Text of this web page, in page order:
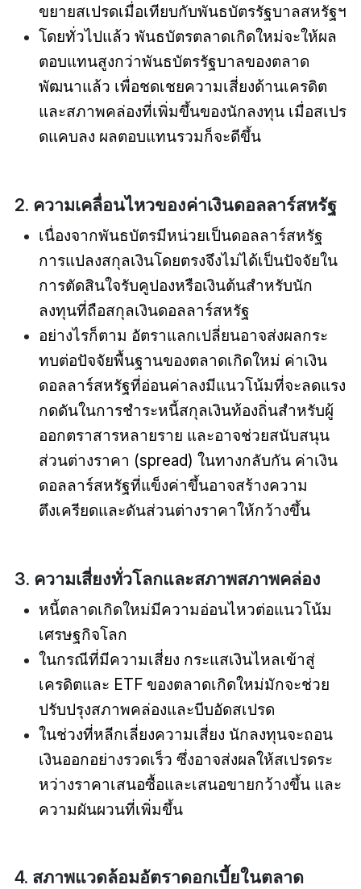
ขยายสเปรดเมื่อเทียบกับพันธบัตรรัฐบาลสหรัฐฯ
โดยทั่วไปแล้ว พันธบัตรตลาดเกิดใหม่จะให้ผล
ตอบแทนสูงกว่าพันธบัตรรัฐบาลของตลาด
พัฒนาแล้ว เพื่อชดเชยความเสี่ยงด้านเครดิต
และสภาพคล่องที่เพิ่มขึ้นของนักลงทุน เมื่อสเปร
ดแคบลง ผลตอบแทนรวมก็จะดีขึ้น
2. ความเคลื่อนไหวของค่าเงินดอลลาร์สหรัฐ
เนื่องจากพันธบัตรมีหน่วยเป็นดอลลาร์สหรัฐ
การแปลงสกุลเงินโดยตรงจึงไม่ได้เป็นปัจจัยใน
การตัดสินใจรับคูปองหรือเงินต้นสำหรับนัก
ลงทุนที่ถือสกุลเงินดอลลาร์สหรัฐ
อย่างไรก็ตาม อัตราแลกเปลี่ยนอาจส่งผลกระ
ทบต่อปัจจัยพื้นฐานของตลาดเกิดใหม่ ค่าเงิน
ดอลลาร์สหรัฐที่อ่อนค่าลงมีแนวโน้มที่จะลดแรง
กดดันในการชำระหนี้สกุลเงินท้องถิ่นสำหรับผู้
ออกตราสารหลายราย และอาจช่วยสนับสนุน
ส่วนต่างราคา (spread) ในทางกลับกัน ค่าเงิน
ดอลลาร์สหรัฐที่แข็งค่าขึ้นอาจสร้างความ
ตึงเครียดและดันส่วนต่างราคาให้กว้างขึ้น
3. ความเสี่ยงทั่วโลกและสภาพสภาพคล่อง
หนี้ตลาดเกิดใหม่มีความอ่อนไหวต่อแนวโน้ม
เศรษฐกิจโลก
ในกรณีที่มีความเสี่ยง กระแสเงินไหลเข้าสู่
เครดิตและ ETF ของตลาดเกิดใหม่มักจะช่วย
ปรับปรุงสภาพคล่องและบีบอัดสเปรด
ในช่วงที่หลีกเลี่ยงความเสี่ยง นักลงทุนจะถอน
เงินออกอย่างรวดเร็ว ซึ่งอาจส่งผลให้สเปรดระ
หว่างราคาเสนอซื้อและเสนอขายกว้างขึ้น และ
ความผันผวนที่เพิ่มขึ้น
4. สภาพแวดล้อมอัตราดอกเบี้ยในตลาด